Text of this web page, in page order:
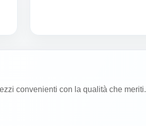
convenienti con la qualità che meriti.